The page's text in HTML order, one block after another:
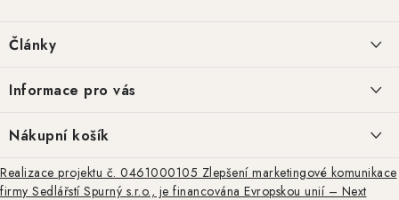
Články
Basketweave tooling: historie a regionální styly
výroba a praktické využití
Ražba, rytina a basket tooling – tradiční techniky zdobení kůže
Informace pro vás
Jak nakupovat
Podmínky ochrany osobních údajů
Nákupní košík
0KS /0 KČ
Realizace projektu č. 0461000105 Zlepšení marketingové komunikace
firmy Sedlářstí Spurný s.r.o., je financována Evropskou unií – Next